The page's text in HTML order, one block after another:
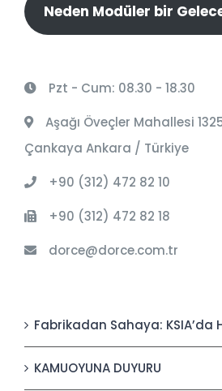
Neden Modüler bir
Pzt - Cum: 08.30 - 18.30
Aşağı Öveçler Mahallesi
Çankaya Ankara / Türkiye
+90 (312) 472 82 10
+90 (312) 472 82 18
dorce@dorce.com.tr
Fabrikadan Sahaya: KSIA’da
KAMUOYUNA DUYURU